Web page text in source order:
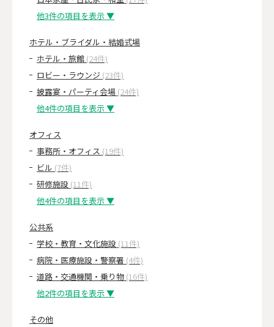
他3件の項目を表示 ▼
ホテル・ブライダル・結婚式場
ホテル・旅館 (24件)
ロビー・ラウンジ (23件)
披露宴・パーティ会場 (24件)
他4件の項目を表示 ▼
オフィス
事務所・オフィス (19件)
ビル (7件)
研修施設 (11件)
他4件の項目を表示 ▼
公共系
学校・教育・文化施設 (11件)
病院・医療施設・警察署 (4件)
道路・交通機関・乗り物 (16件)
他2件の項目を表示 ▼
その他